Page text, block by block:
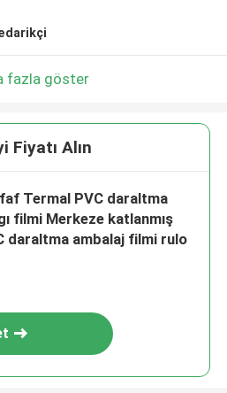
fazla göster
Fiyatı Alın
Termal PVC daraltma
filmi Merkeze katlanmış
daraltma ambalaj filmi rulo